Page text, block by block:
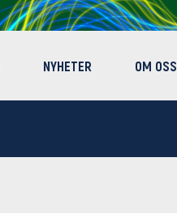
NYHETER OM OSS